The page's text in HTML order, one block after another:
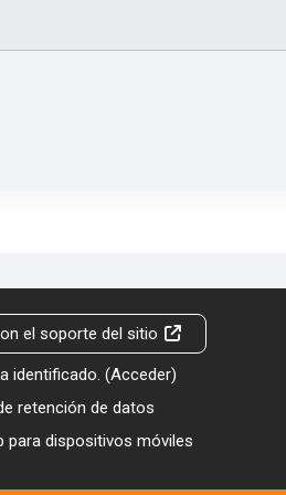
el soporte del sitio
identificado. (Acceder)
retención de datos
para dispositivos móviles